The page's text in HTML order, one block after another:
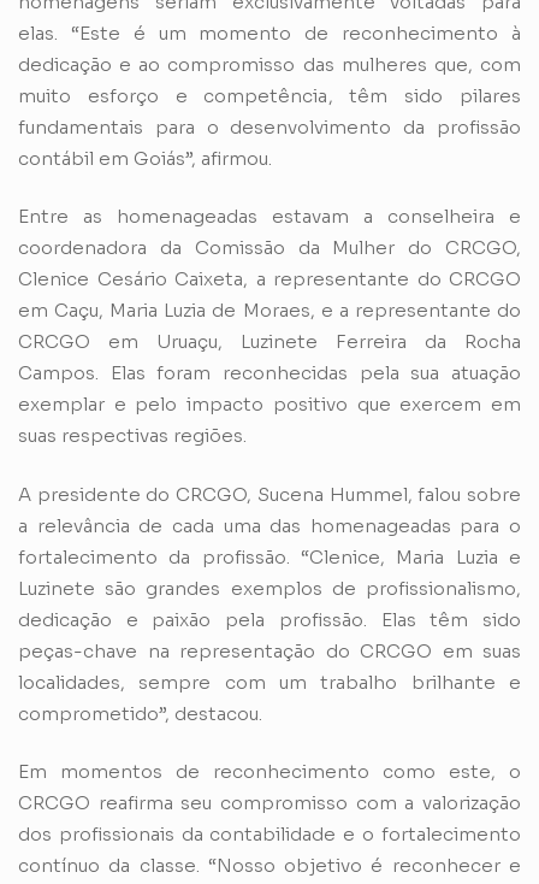
elas. “Este é um momento de reconhecimento à
dedicação e ao compromisso das mulheres que, com
muito esforço e competência, têm sido pilares
fundamentais para o desenvolvimento da profissão
contábil em Goiás”, afirmou.
Entre as homenageadas estavam a conselheira e
coordenadora da Comissão da Mulher do CRCGO,
Clenice Cesário Caixeta, a representante do CRCGO
em Caçu, Maria Luzia de Moraes, e a representante do
CRCGO em Uruaçu, Luzinete Ferreira da Rocha
Campos. Elas foram reconhecidas pela sua atuação
exemplar e pelo impacto positivo que exercem em
suas respectivas regiões.
A presidente do CRCGO, Sucena Hummel, falou sobre
a relevância de cada uma das homenageadas para o
fortalecimento da profissão. “Clenice, Maria Luzia e
Luzinete são grandes exemplos de profissionalismo,
dedicação e paixão pela profissão. Elas têm sido
peças-chave na representação do CRCGO em suas
localidades, sempre com um trabalho brilhante e
comprometido”, destacou.
Em momentos de reconhecimento como este, o
CRCGO reafirma seu compromisso com a valorização
dos profissionais da contabilidade e o fortalecimento
contínuo da classe. “Nosso objetivo é reconhecer e